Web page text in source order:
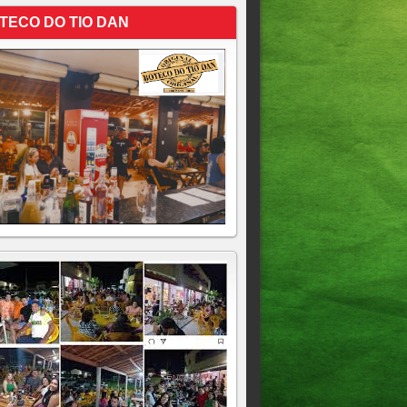
DO TIO DAN